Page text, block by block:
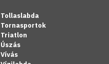
Tollaslabda
Tornasportok
Triatlon
Úszás
Vívás